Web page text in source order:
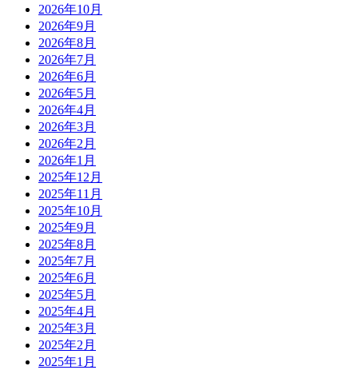
2026年10月
2026年9月
2026年8月
2026年7月
2026年6月
2026年5月
2026年4月
2026年3月
2026年2月
2026年1月
2025年12月
2025年11月
2025年10月
2025年9月
2025年8月
2025年7月
2025年6月
2025年5月
2025年4月
2025年3月
2025年2月
2025年1月